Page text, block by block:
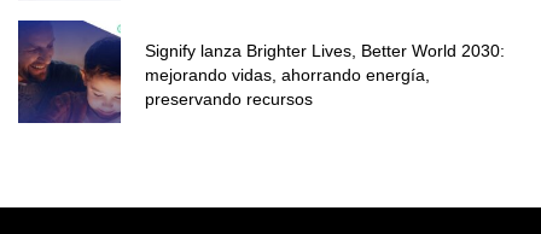
Signify lanza Brighter Lives, Better World 2030:
mejorando vidas, ahorrando energía,
preservando recursos